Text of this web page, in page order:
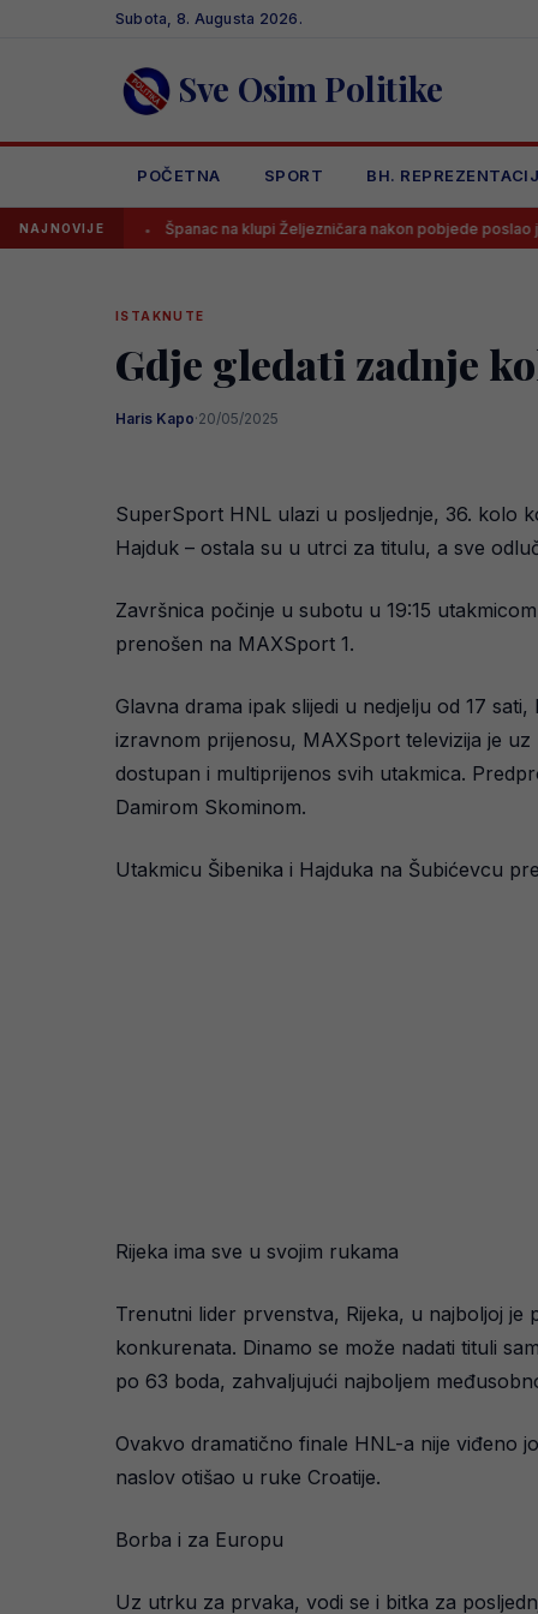
Subota, 8. Augusta 2026.
Sve Osim Politike
POČETNA SPORT BH.
NAJNOVIJE
Španac na klupi Željezničara nakon pobjede poslao jasnu poruku
ISTAKNUTE
Gdje gledati zadnje
Haris Kapo·20/05/2025
SuperSport HNL ulazi u posljednje, 36. kolo
Hajduk – ostala su u utrci za titulu, a sve
Završnica počinje u subotu u 19:15
prenošen na MAXSport 1.
Glavna drama ipak slijedi u nedjelju od 17
izravnom prijenosu, MAXSport televizija je
dostupan i multiprijenos svih utakmica.
Damirom Skominom.
Utakmicu Šibenika i Hajduka na Šubićevcu
Rijeka ima sve u svojim rukama
Trenutni lider prvenstva, Rijeka, u najboljoj
konkurenata. Dinamo se može nadati tituli
po 63 boda, zahvaljujući najboljem
Ovakvo dramatično finale HNL-a nije viđeno
naslov otišao u ruke Croatije.
Borba i za Europu
Uz utrku za prvaka, vodi se i bitka za